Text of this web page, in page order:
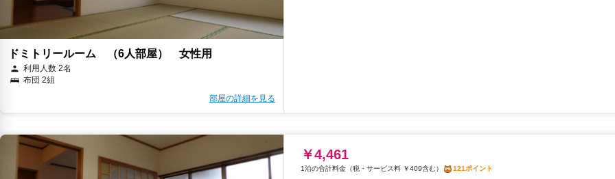
ドミトリールーム （6人部屋） 女性用
利用人数 2名
布団 2組
部屋の詳細を見る
￥4,461
税・サービス料 ￥409含む 121ポイント